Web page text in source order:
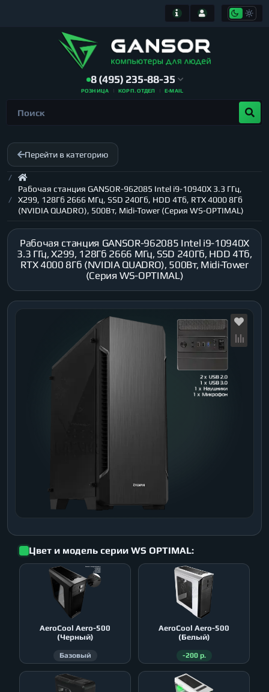
8 (495) 235-88-35
РОЗНИЦА КОРП. ОТДЕЛ E-MAIL
Перейти в категорию
Рабочая станция GANSOR-962085 Intel i9-10940X 3.3 ГГц,
X299, 128Гб 2666 МГц, SSD 240Гб, HDD 4Тб, RTX 4000 8Гб
(NVIDIA QUADRO), 500Вт, Midi-Tower (Серия WS-OPTIMAL)
Рабочая станция GANSOR-962085 Intel i9-10940X
3.3 ГГц, X299, 128Гб 2666 МГц, SSD 240Гб, HDD 4Тб,
RTX 4000 8Гб (NVIDIA QUADRO), 500Вт, Midi-Tower
(Серия WS-OPTIMAL)
Цвет и модель серии WS OPTIMAL:
AeroСool Aero-500
(Черный)
Базовый
AeroСool Aero-500
(Белый)
-200 р.